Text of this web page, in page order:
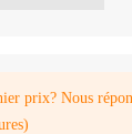
prix? Nous